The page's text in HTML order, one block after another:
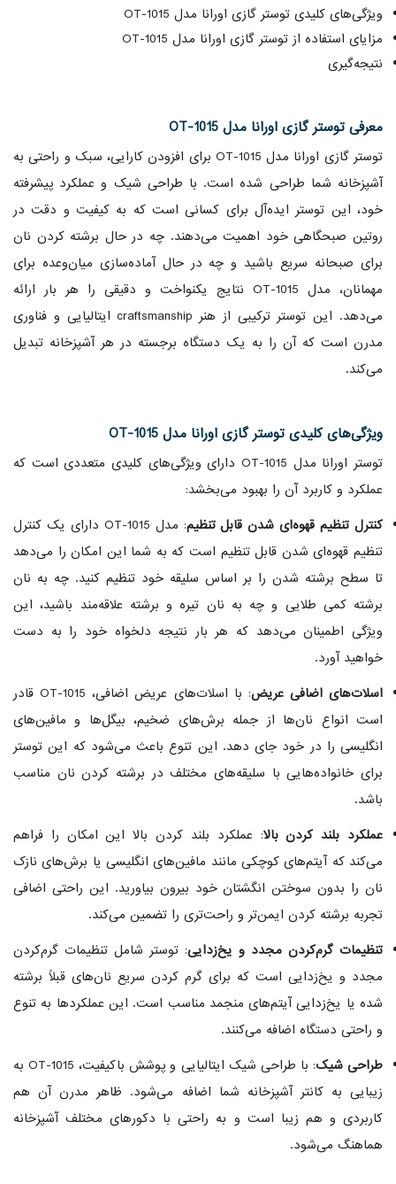
ویژگی‌های کلیدی توستر گازی اورانا مدل OT-1015
مزایای استفاده از توستر گازی اورانا مدل OT-1015
نتیجه‌گیری
معرفی توستر گازی اورانا مدل OT-1015
توستر گازی اورانا مدل OT-1015 برای افزودن کارایی، سبک و راحتی به
آشپزخانه شما طراحی شده است. با طراحی شیک و عملکرد پیشرفته
خود، این توستر ایده‌آل برای کسانی است که به کیفیت و دقت در
روتین صبحگاهی خود اهمیت می‌دهند. چه در حال برشته کردن نان
برای صبحانه سریع باشید و چه در حال آماده‌سازی میان‌وعده برای
مهمانان، مدل OT-1015 نتایج یکنواخت و دقیقی را هر بار ارائه
می‌دهد. این توستر ترکیبی از هنر craftsmanship ایتالیایی و فناوری
مدرن است که آن را به یک دستگاه برجسته در هر آشپزخانه تبدیل
می‌کند.
ویژگی‌های کلیدی توستر گازی اورانا مدل OT-1015
توستر اورانا مدل OT-1015 دارای ویژگی‌های کلیدی متعددی است که
عملکرد و کاربرد آن را بهبود می‌بخشد:
کنترل تنظیم قهوه‌ای شدن قابل تنظیم
: مدل OT-1015 دارای یک کنترل
تنظیم قهوه‌ای شدن قابل تنظیم است که به شما این امکان را می‌دهد
تا سطح برشته شدن را بر اساس سلیقه خود تنظیم کنید. چه به نان
برشته کمی طلایی و چه به نان تیره و برشته علاقه‌مند باشید، این
ویژگی اطمینان می‌دهد که هر بار نتیجه دلخواه خود را به دست
خواهید آورد.
اسلات‌های اضافی عریض
: با اسلات‌های عریض اضافی، OT-1015 قادر
است انواع نان‌ها از جمله برش‌های ضخیم، بیگل‌ها و مافین‌های
انگلیسی را در خود جای دهد. این تنوع باعث می‌شود که این توستر
برای خانواده‌هایی با سلیقه‌های مختلف در برشته کردن نان مناسب
باشد.
عملکرد بلند کردن بالا: عملکرد بلند کردن بالا این امکان را فراهم
می‌کند که آیتم‌های کوچکی مانند مافین‌های انگلیسی یا برش‌های نازک
نان را بدون سوختن انگشتان خود بیرون بیاورید. این راحتی اضافی
تجربه برشته کردن ایمن‌تر و راحت‌تری را تضمین می‌کند.
تنظیمات گرم‌کردن مجدد و یخ‌زدایی: توستر شامل تنظیمات گرم‌کردن
مجدد و یخ‌زدایی است که برای گرم کردن سریع نان‌های قبلاً برشته
شده یا یخ‌زدایی آیتم‌های منجمد مناسب است. این عملکردها به تنوع
و راحتی دستگاه اضافه می‌کنند.
طراحی شیک
: با طراحی شیک ایتالیایی و پوشش باکیفیت، OT-1015 به
زیبایی به کانتر آشپزخانه شما اضافه می‌شود. ظاهر مدرن آن هم
کاربردی و هم زیبا است و به راحتی با دکورهای مختلف آشپزخانه
هماهنگ می‌شود.